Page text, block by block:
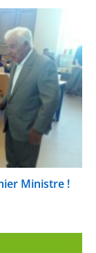
Ministre !